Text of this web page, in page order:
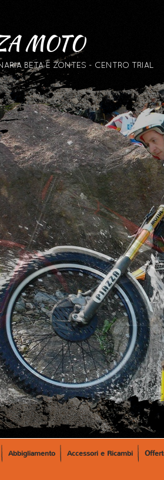
MOTO
BETA E ZONTES - CENTRO TRIAL
Abbigliamento Accessori e Ricambi